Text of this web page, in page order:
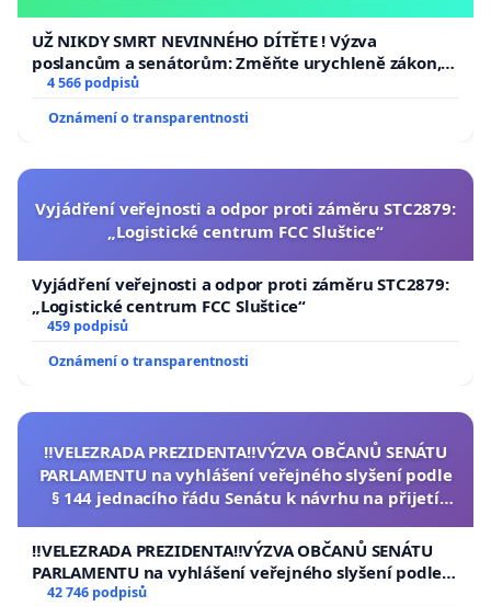
UŽ NIKDY SMRT NEVINNÉHO DÍTĚTE ! Výzva
poslancům a senátorům: Změňte urychleně zákon,
aby se tragédie malé Viktorky už nemohla opakovat!
4 566 podpisů
Oznámení o transparentnosti
Vyjádření veřejnosti a odpor proti záměru STC2879:
„Logistické centrum FCC Sluštice“
Vyjádření veřejnosti a odpor proti záměru STC2879:
„Logistické centrum FCC Sluštice“
459 podpisů
Oznámení o transparentnosti
‼️VELEZRADA PREZIDENTA‼️VÝZVA OBČANŮ SENÁTU
PARLAMENTU na vyhlášení veřejného slyšení podle
§ 144 jednacího řádu Senátu k návrhu na přijetí
republiky
‼️VELEZRADA PREZIDENTA‼️VÝZVA OBČANŮ SENÁTU
PARLAMENTU na vyhlášení veřejného slyšení podle §
144 jednacího řádu Senátu k návrhu na přijetí
42 746 podpisů